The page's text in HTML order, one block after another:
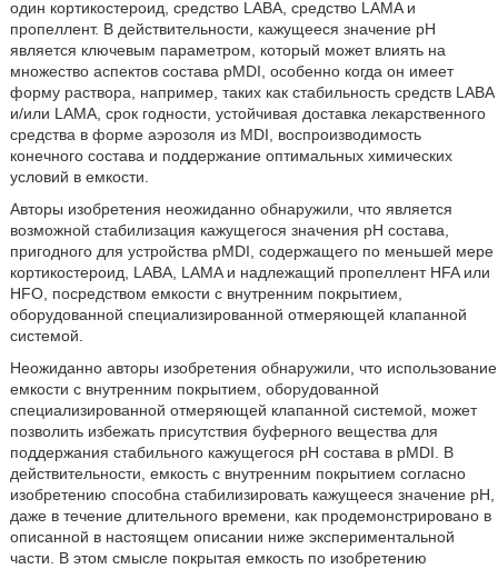
один кортикостероид, средство LABA, средство LAMA и
пропеллент. В действительности, кажущееся значение pH
является ключевым параметром, который может влиять на
множество аспектов состава pMDI, особенно когда он имеет
форму раствора, например, таких как стабильность средств LABA
и/или LAMA, срок годности, устойчивая доставка лекарственного
средства в форме аэрозоля из MDI, воспроизводимость
конечного состава и поддержание оптимальных химических
условий в емкости.
Авторы изобретения неожиданно обнаружили, что является
возможной стабилизация кажущегося значения pH состава,
пригодного для устройства pMDI, содержащего по меньшей мере
кортикостероид, LABA, LAMA и надлежащий пропеллент HFA или
HFO, посредством емкости с внутренним покрытием,
оборудованной специализированной отмеряющей клапанной
системой.
Неожиданно авторы изобретения обнаружили, что использование
емкости с внутренним покрытием, оборудованной
специализированной отмеряющей клапанной системой, может
позволить избежать присутствия буферного вещества для
поддержания стабильного кажущегося pH состава в pMDI. В
действительности, емкость с внутренним покрытием согласно
изобретению способна стабилизировать кажущееся значение pH,
даже в течение длительного времени, как продемонстрировано в
описанной в настоящем описании ниже экспериментальной
части. В этом смысле покрытая емкость по изобретению